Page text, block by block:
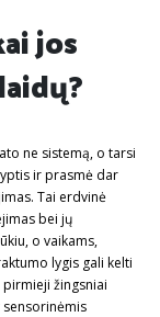
jos
ne sistemą, o tarsi
ir prasmė dar
Tai erdvinė
bei jų
o vaikams,
lygis gali kelti
žingsniai